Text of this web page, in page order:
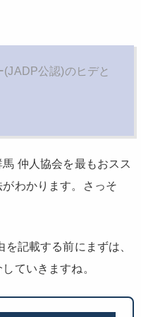
公認)のヒデと
仲人協会を最もおスス
わかります。さっそ
記載する前にまずは、
ていきますね。